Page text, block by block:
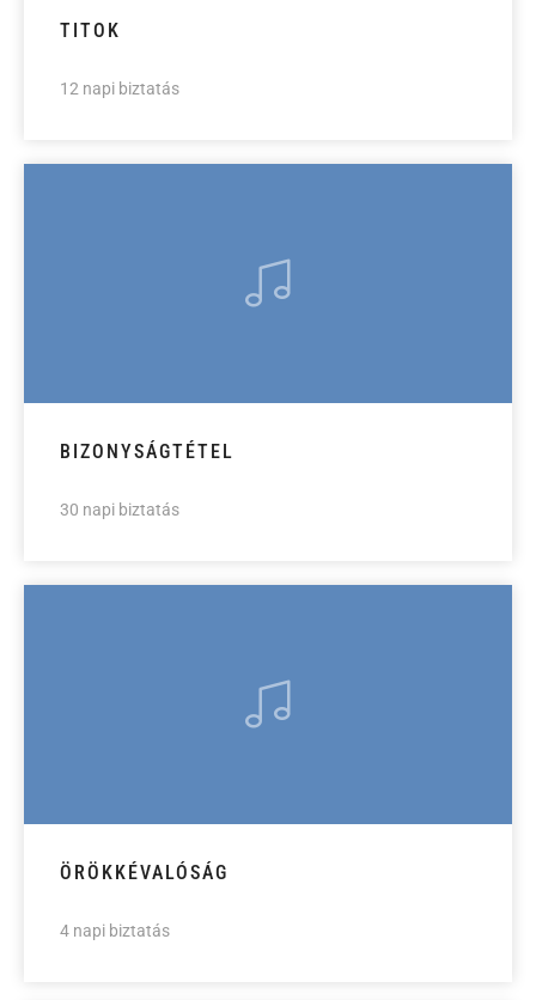
TITOK
12 napi biztatás
BIZONYSÁGTÉTEL
30 napi biztatás
ÖRÖKKÉVALÓSÁG
4 napi biztatás